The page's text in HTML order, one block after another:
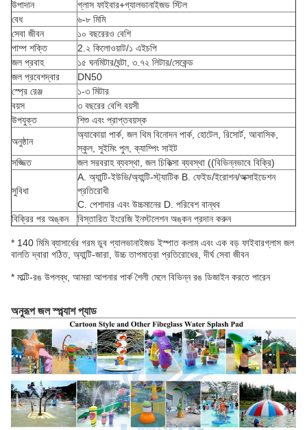
উপাদান
গ্লাস ফাইবার+গ্যালভানাইজড স্টিল
বেধ
৬-৮ মিমি
সেবা জীবন
১০ বছরেরও বেশি
পাম্প শক্তি
2.২ কিলোওয়াট/১ এইচপি
জল প্রবাহ
১৫ ঘনমিটার/ঘন্টা, ৩.৭২ লিটার/সেকেন্ড
জল প্রবেশদ্বার
DN50
স্প্রে রেঞ্জ
১-৩ মিটার
বয়স
৩ বছরের বেশি বয়সী
উপযুক্ত
শিশু এবং প্রাপ্তবয়স্ক
অনুষ্ঠান
অ্যাকোয়া পার্ক, জল থিম বিনোদন পার্ক, হোটেল, রিসোর্ট, আবাসিক,
স্কুল, সুইমিং পুল, ক্যাম্পিং সাইট
সজ্জিত
জল সরবরাহ ব্যবস্থা, জল চিকিত্সা ব্যবস্থা ((বিভিন্নভাবে বিক্রি)
সুবিধা
A. অ্যান্টি-ইউভি/অ্যান্টি-স্ট্যাটিক B. ফেইড/ইরোশন/অক্সাইডেশন
প্রতিরোধী
C. পেশাদার এবং উচ্চমানের D. পরিবেশ বান্ধব
বিক্রির পর অঙ্কন
বিস্তারিত ইংরেজি ইনস্টলেশন অঙ্কন প্রদান করুন
* 140 মিমি ব্যাসার্ধের গরম ডুব গ্যালভানাইজড ইস্পাত কলাম এবং এক বড় ফাইবারগ্লাস জল
বালতি দ্বারা গঠিত, অ্যান্টি-জারা, উচ্চ তাপমাত্রা প্রতিরোধের, দীর্ঘ সেবা জীবন
* মাল্টি-রঙ উপলব্ধ, আমরা আপনার পার্ক শৈলী মেলে বিভিন্ন রঙ ডিজাইন করতে পারেন
অনুরূপ জল স্প্ল্যাশ প্যাড